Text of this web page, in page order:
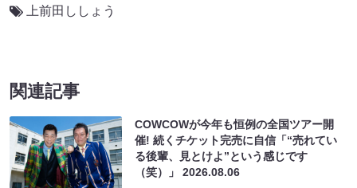
上前田ししょう
関連記事
COWCOWが今年も恒例の全国ツアー開
催! 続くチケット完売に自信「“売れてい
る後輩、見とけよ”という感じです
（笑）」2026.08.06